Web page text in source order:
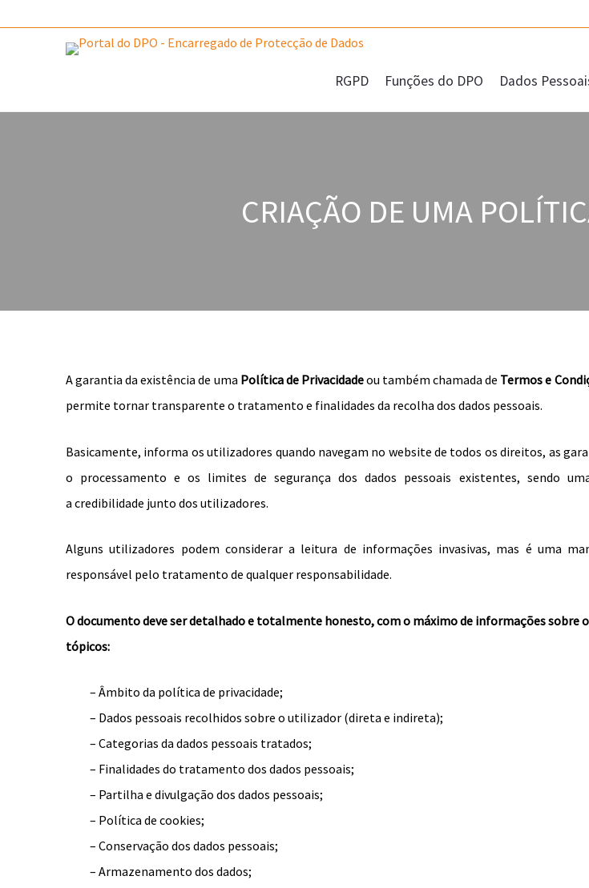
RGPD Funções do DPO Dados
CRIAÇÃO DE UMA
A garantia da existência de uma Política de Privacidadeou também chamada de Termos e
permite tornar transparente o tratamento e finalidades da recolha dos dados pessoais.
Basicamente, informa os utilizadores quando navegam no website de todos os direitos, as
o processamento e os limites de segurança dos dados pessoais existentes, sendo
a credibilidade junto dos utilizadores.
Alguns utilizadores podem considerar a leitura de informações invasivas, mas é uma
responsável pelo tratamento de qualquer responsabilidade.
O documento deve ser detalhado e totalmente honesto, com o máximo de informações sobre
tópicos:
– Âmbito da política de privacidade;
– Dados pessoais recolhidos sobre o utilizador (direta e indireta);
– Categorias da dados pessoais tratados;
– Finalidades do tratamento dos dados pessoais;
– Partilha e divulgação dos dados pessoais;
– Política de cookies;
– Conservação dos dados pessoais;
– Armazenamento dos dados;